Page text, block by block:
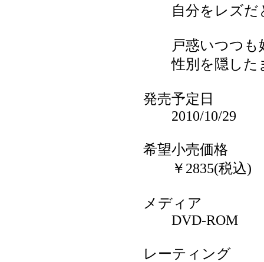
自分をレズだ
戸惑いつつも
性別を隠した
発売予定日
2010/10/29
希望小売価格
￥2835(税込)
メディア
DVD-ROM
レーティング